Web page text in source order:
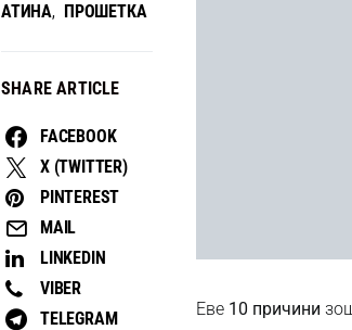
АТИНА, ПРОШЕТКА
SHARE ARTICLE
FACEBOOK
X (TWITTER)
PINTEREST
MAIL
LINKEDIN
VIBER
TELEGRAM
Еве 10 причини